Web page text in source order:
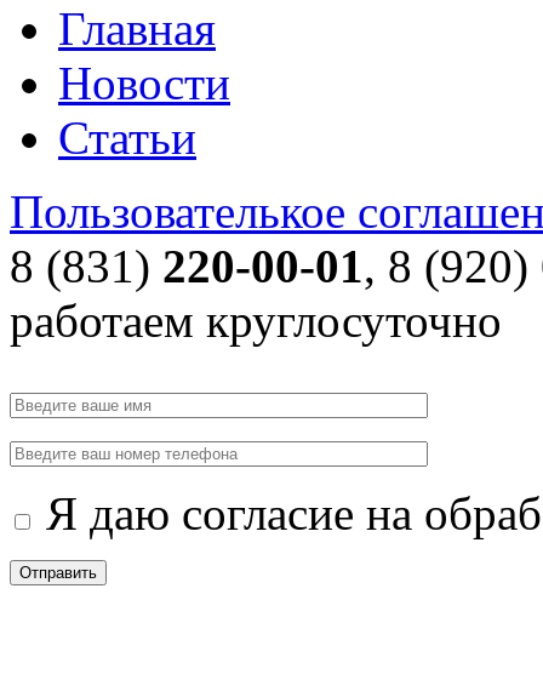
Главная
Новости
Статьи
Пользователькое
8 (831) 220-00-01, 8 (920)
работаем круглосуточно
Я даю согласие на